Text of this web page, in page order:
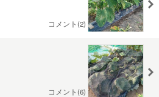
コメント(2)
コメント(6)